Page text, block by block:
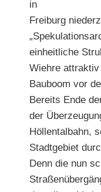
in
Freiburg
einheitliche
Wiehre
Bauboom vor
Bereits Ende
der
Höllentalbahn,
Stadtgebiet
Denn die nun